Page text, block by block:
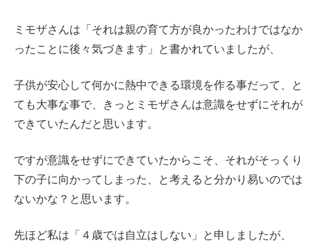
ミモザさんは「それは親の育て方が良かったわけではなか
ったことに後々気づきます」と書かれていましたが、
子供が安心して何かに熱中できる環境を作る事だって、と
ても大事な事で、きっとミモザさんは意識をせずにそれが
できていたんだと思います。
ですが意識をせずにできていたからこそ、それがそっくり
下の子に向かってしまった、と考えると分かり易いのでは
ないかな？と思います。
先ほど私は「４歳では自立はしない」と申しましたが、